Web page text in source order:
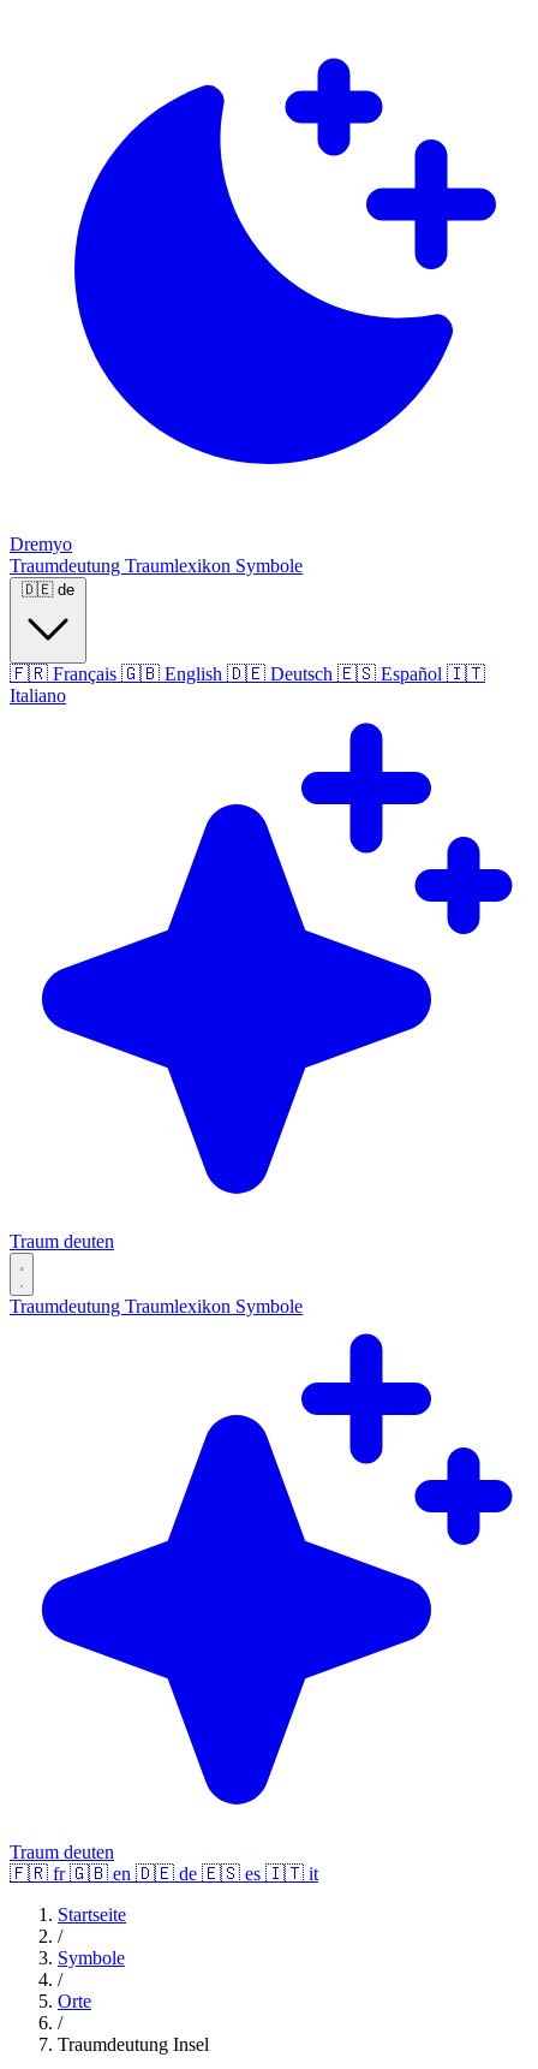
Dremyo
Traumdeutung Traumlexikon Symbole
🇩🇪 de
🇫🇷 Français 🇬🇧 English 🇩🇪 Deutsch 🇪🇸 Español 🇮🇹
Italiano
Traum deuten
Traumdeutung Traumlexikon Symbole
Traum deuten
🇫🇷 fr 🇬🇧 en 🇩🇪 de 🇪🇸 es 🇮🇹 it
Startseite
/
Symbole
/
Orte
/
Traumdeutung Insel